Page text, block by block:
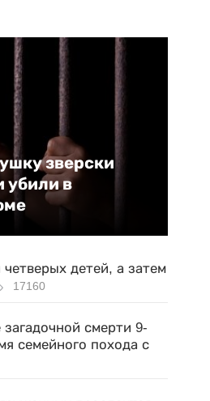
зверски
убили в
детей, а затем
17160
смерти 9-
семейного похода с